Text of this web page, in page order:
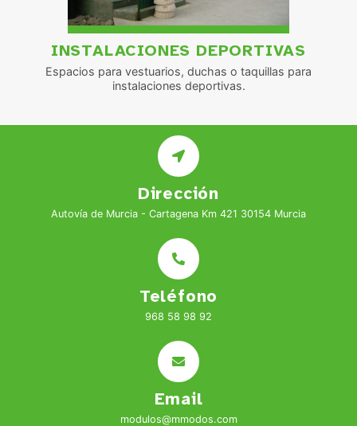
INSTALACIONES DEPORTIVAS
Espacios para vestuarios, duchas o taquillas para
instalaciones deportivas.
Dirección
Autovía de Murcia - Cartagena Km 421 30154 Murcia
Teléfono
968 58 98 92
Email
modulos@mmodos.com